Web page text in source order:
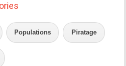
Populations Piratage